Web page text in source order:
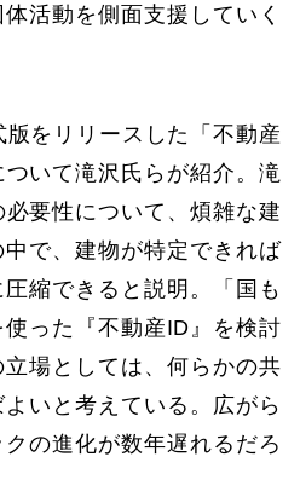
活動を側面支援していく
をリリースした「不動産
いて滝沢氏らが紹介。滝
要性について、煩雑な建
で、建物が特定できれば
縮できると説明。「国も
った『不動産ID』を検討
場としては、何らかの共
いと考えている。広がら
の進化が数年遅れるだろ